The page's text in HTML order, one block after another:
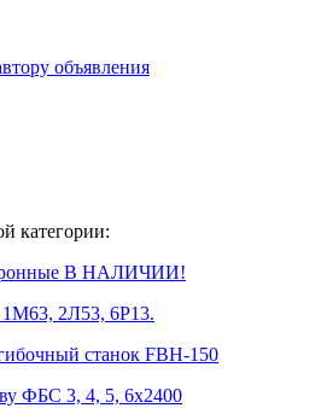
объявления
категории:
В НАЛИЧИИ!
2Л53, 6Р13.
станок FBH-150
ФБС 3, 4, 5, 6х2400